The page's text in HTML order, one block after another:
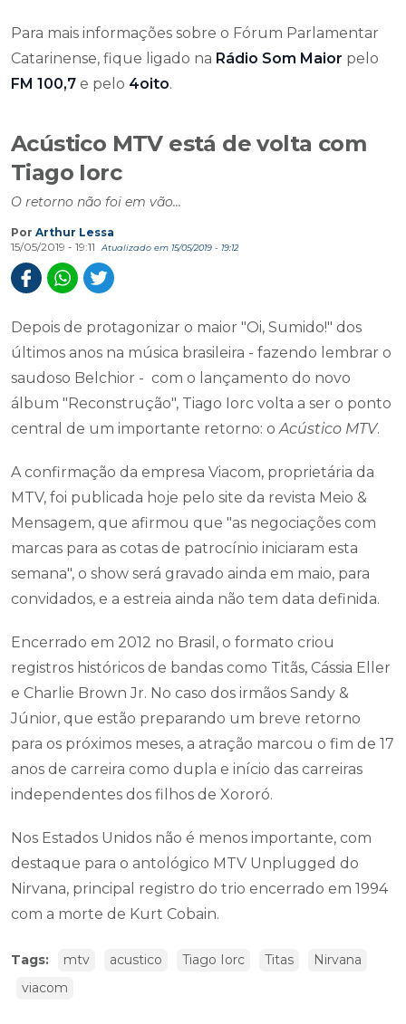
Para mais informações sobre o Fórum Parlamentar
Catarinense, fique ligado na Rádio Som Maior pelo
FM 100,7 e pelo 4oito.
Acústico MTV está de volta com
Tiago Iorc
O retorno não foi em vão...
Por Arthur Lessa
15/05/2019 - 19:11
Atualizado em 15/05/2019 - 19:12
Depois de protagonizar o maior "Oi, Sumido!" dos
últimos anos na música brasileira - fazendo lembrar o
saudoso Belchior - com o lançamento do novo
álbum "Reconstrução", Tiago Iorc volta a ser o ponto
central de um importante retorno: oAcústico MTV.
A confirmação da empresa Viacom, proprietária da
MTV, foi publicada hoje pelo site da revista Meio &
Mensagem, que afirmou que "as negociações com
marcas para as cotas de patrocínio iniciaram esta
semana", o show será gravado ainda em maio, para
convidados, e a estreia ainda não tem data definida.
Encerrado em 2012 no Brasil, o formato criou
registros históricos de bandas como Titãs, Cássia Eller
e Charlie Brown Jr. No caso dos irmãos Sandy &
Júnior, que estão preparando um breve retorno
para os próximos meses, a atração marcou o fim de 17
anos de carreira como dupla e início das carreiras
independentes dos filhos de Xororó.
Nos Estados Unidos não é menos importante, com
destaque para o antológico MTV Unplugged do
Nirvana, principal registro do trio encerrado em 1994
com a morte de Kurt Cobain.
Tags: mtv acustico Tiago Iorc Titas
Nirvana
viacom